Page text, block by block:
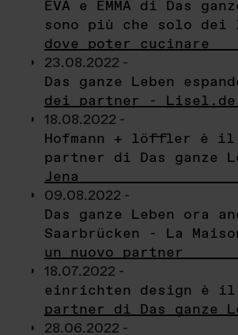
EVA e EMMA di Das
sono più che solo dei
dove poter cucinare
23.08.2022 -
Das ganze Leben
dei partner - Lisel.de
18.08.2022 -
Hofmann + löffler è il
partner di Das ganze
Jena
09.08.2022 -
Das ganze Leben ora
Saarbrücken - La
un nuovo partner
18.07.2022 -
einrichten design è il
partner di Das ganze
28.06.2022 -